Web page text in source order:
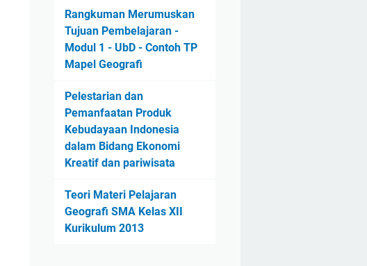
Rangkuman Merumuskan
Tujuan Pembelajaran -
Modul 1 - UbD - Contoh TP
Mapel Geografi
Pelestarian dan
Pemanfaatan Produk
Kebudayaan Indonesia
dalam Bidang Ekonomi
Kreatif dan pariwisata
Teori Materi Pelajaran
Geografi SMA Kelas XII
Kurikulum 2013